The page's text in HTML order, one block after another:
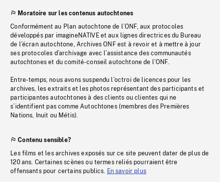
Moratoire sur les contenus autochtones
Conformément au Plan autochtone de l’ONF, aux protocoles
développés par imagineNATIVE et aux lignes directrices du Bureau
de l’écran autochtone, Archives ONF est à revoir et à mettre à jour
ses protocoles d’archivage avec l’assistance des communautés
autochtones et du comité-conseil autochtone de l’ONF.
Entre-temps, nous avons suspendu l’octroi de licences pour les
archives, les extraits et les photos représentant des participants et
participantes autochtones à des clients ou clientes qui ne
s’identifient pas comme Autochtones (membres des Premières
Nations, Inuit ou Métis).
Contenu sensible?
Les films et les archives exposés sur ce site peuvent dater de plus de
120 ans. Certaines scènes ou termes reliés pourraient être
offensants pour certains publics. En savoir plus